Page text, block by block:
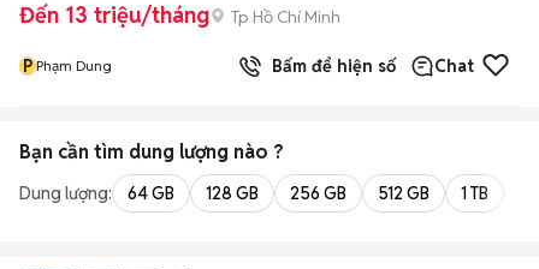
Đến 13 triệu/tháng Tp Hồ Chí Minh
P Phạm Dung Bấm để hiện số Chat
Bạn cần tìm dung lượng nào ?
Dung lượng: 64 GB 128 GB 256 GB 512 GB 1 TB